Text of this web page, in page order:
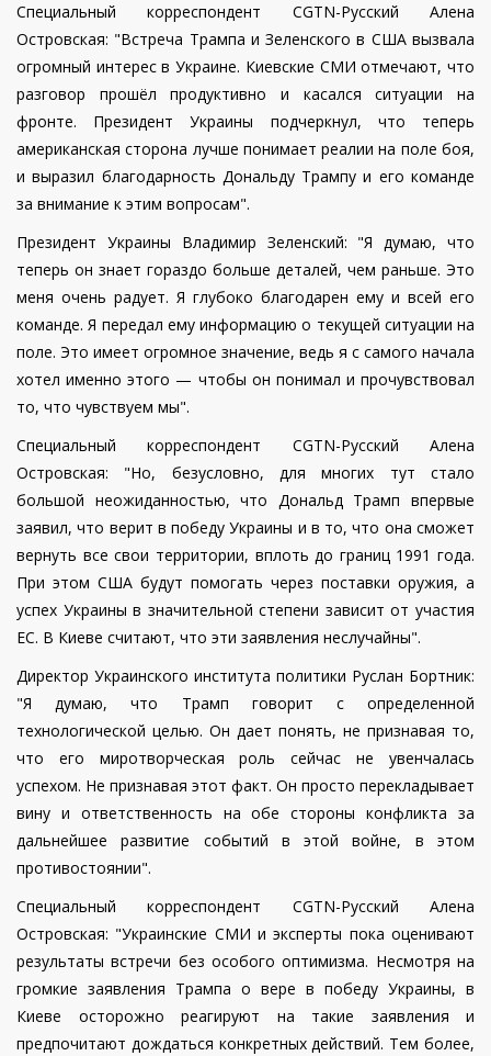
Специальный корреспондент CGTN-Русский Алена
Островская: "Встреча Трампа и Зеленского в США вызвала
огромный интерес в Украине. Киевские СМИ отмечают, что
разговор прошёл продуктивно и касался ситуации на
фронте. Президент Украины подчеркнул, что теперь
американская сторона лучше понимает реалии на поле боя,
и выразил благодарность Дональду Трампу и его команде
за внимание к этим вопросам".
Президент Украины Владимир Зеленский: "Я думаю, что
теперь он знает гораздо больше деталей, чем раньше. Это
меня очень радует. Я глубоко благодарен ему и всей его
команде. Я передал ему информацию о текущей ситуации на
поле. Это имеет огромное значение, ведь я с самого начала
хотел именно этого — чтобы он понимал и прочувствовал
то, что чувствуем мы".
Специальный корреспондент CGTN-Русский Алена
Островская: "Но, безусловно, для многих тут стало
большой неожиданностью, что Дональд Трамп впервые
заявил, что верит в победу Украины и в то, что она сможет
вернуть все свои территории, вплоть до границ 1991 года.
При этом США будут помогать через поставки оружия, а
успех Украины в значительной степени зависит от участия
ЕС. В Киеве считают, что эти заявления неслучайны".
Директор Украинского института политики Руслан Бортник:
"Я думаю, что Трамп говорит с определенной
технологической целью. Он дает понять, не признавая то,
что его миротворческая роль сейчас не увенчалась
успехом. Не признавая этот факт. Он просто перекладывает
вину и ответственность на обе стороны конфликта за
дальнейшее развитие событий в этой войне, в этом
противостоянии".
Специальный корреспондент CGTN-Русский Алена
Островская: "Украинские СМИ и эксперты пока оценивают
результаты встречи без особого оптимизма. Несмотря на
громкие заявления Трампа о вере в победу Украины, в
Киеве осторожно реагируют на такие заявления и
предпочитают дождаться конкретных действий. Тем более,